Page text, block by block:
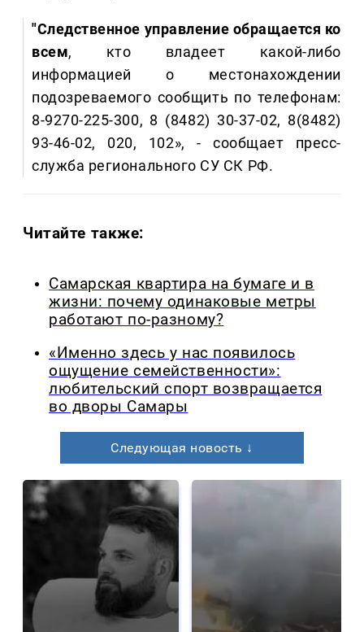
"Следственное управление обращается ко
всем, кто владеет какой-либо
информацией о местонахождении
подозреваемого сообщить по телефонам:
8-9270-225-300, 8 (8482) 30-37-02, 8(8482)
93-46-02, 020, 102», - сообщает пресс-
служба регионального СУ СК РФ.
Читайте также:
Самарская квартира на бумаге и в
жизни: почему одинаковые метры
работают по-разному?
«Именно здесь у нас появилось
ощущение семейственности»:
любительский спорт возвращается
во дворы Самары
Следующая новость ↓